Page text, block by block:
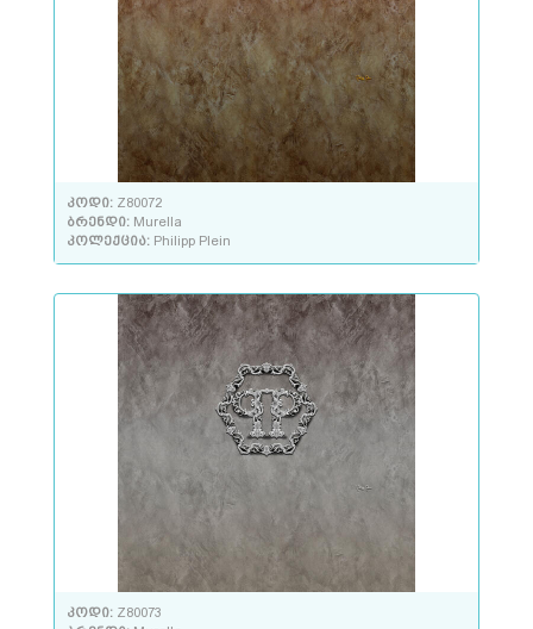
კოდი: Z80072
ბრენდი: Murella
კოლექცია: Philipp Plein
კოდი: Z80073